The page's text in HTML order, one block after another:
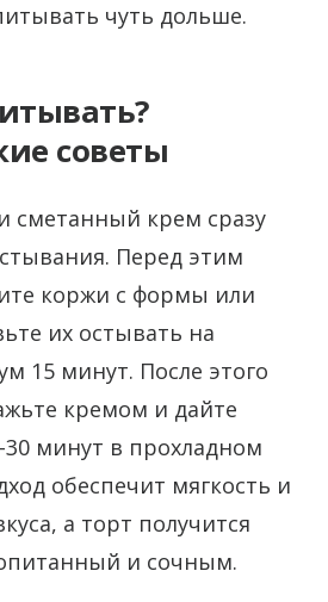
чуть дольше.
советы
сметанный крем сразу
Перед этим
коржи с формы или
их остывать на
15 минут. После этого
кремом и дайте
минут в прохладном
обеспечит мягкость и
а торт получится
и сочным.